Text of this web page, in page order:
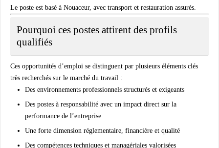
Le poste est basé à Nouaceur, avec transport et restauration assurés.
Pourquoi ces postes attirent des profils
qualifiés
Ces opportunités d’emploi se distinguent par plusieurs éléments clés
très recherchés sur le marché du travail :
Des environnements professionnels structurés et exigeants
Des postes à responsabilité avec un impact direct sur la
performance de l’entreprise
Une forte dimension réglementaire, financière et qualité
Des compétences techniques et managériales valorisées